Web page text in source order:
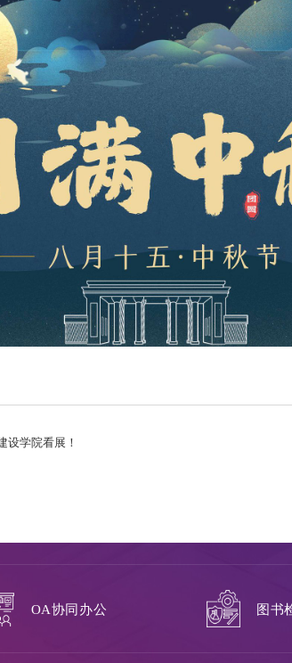
设学院看展！
OA协同办公 图书